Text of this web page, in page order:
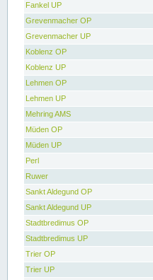
Fankel UP
Grevenmacher OP
Grevenmacher UP
Koblenz OP
Koblenz UP
Lehmen OP
Lehmen UP
Mehring AMS
Müden OP
Müden UP
Perl
Ruwer
Sankt Aldegund OP
Sankt Aldegund UP
Stadtbredimus OP
Stadtbredimus UP
Trier OP
Trier UP